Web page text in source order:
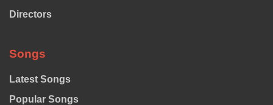
Directors
Songs
Latest Songs
Popular Songs